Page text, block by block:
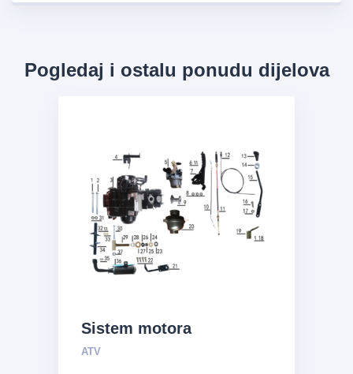
Pogledaj i ostalu ponudu dijelova
Sistem motora
ATV